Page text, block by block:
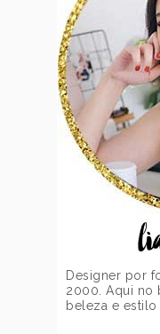
Designer por
2000. Aqui no
beleza e estilo